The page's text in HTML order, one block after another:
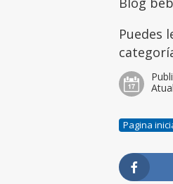
Puedes
Pagina